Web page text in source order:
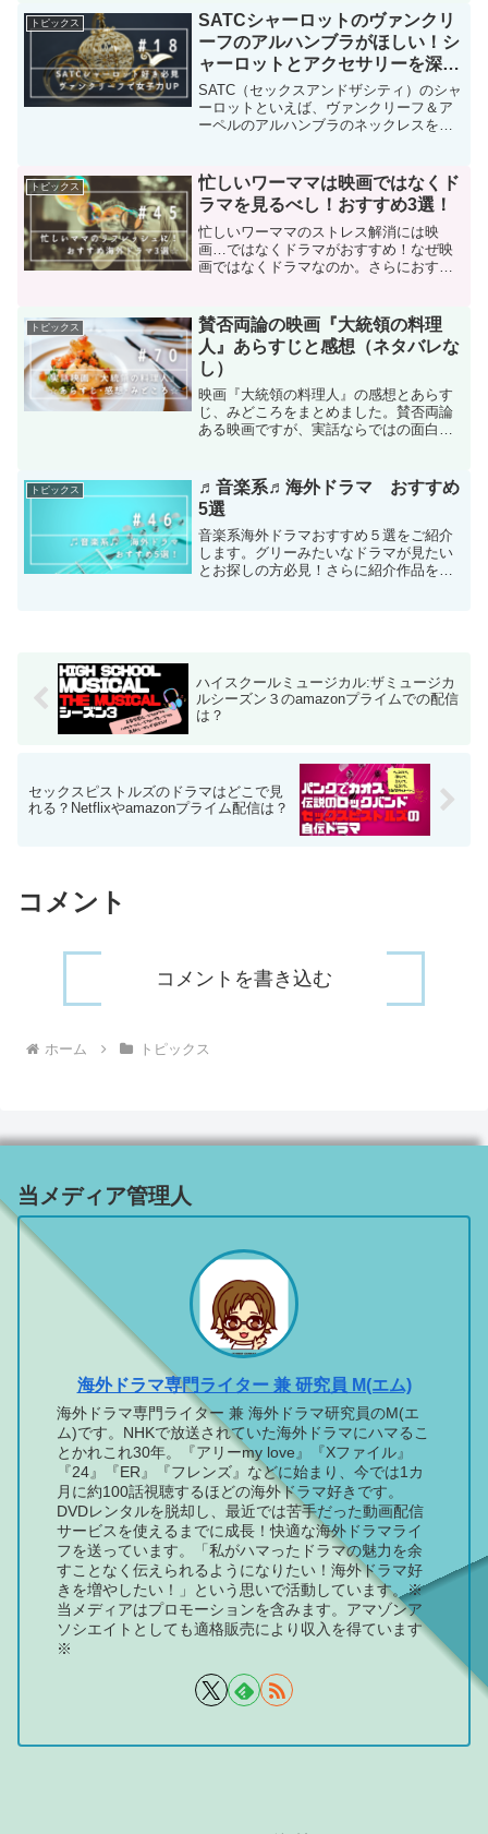
ティ新シーズンでのスタンフォードのお
別れの展開について、さらに彼のプロフ
ィール、出演作品についてまとめます。
トピックス
SATCシャーロットのヴァンクリ
ーフのアルハンブラがほしい！シ
ャーロットとアクセサリーを深
堀！
SATC（セックスアンドザシティ）のシャ
ーロットといえば、ヴァンクリーフ＆ア
ーペルのアルハンブラのネックレスを女
ヴァンクリーフ＆アーペルのアルハンブ
ラについてまとめました。ぜひあなたの
欲しいアルハンブラを見つけてくださ
い。
トピックス
忙しいワーママは映画ではなくド
ラマを見るべし！おすすめ3選！
忙しいワーママのストレス解消には映
画…ではなくドラマがおすすめ！なぜ映
画ではなくドラマなのか。さらにおすす
トピックス
賛否両論の映画『大統領の料理
人』あらすじと感想（ネタバレな
し）
映画『大統領の料理人』の感想とあらす
じ、みどころをまとめました。賛否両論
ある映画ですが、実話ならではの面白さ
トピックス
♬音楽系♬海外ドラマ おすすめ
5選
音楽系海外ドラマおすすめ５選をご紹介
します。グリーみたいなドラマが見たい
とお探しの方必見！さらに紹介作品をお
ハイスクールミュージカル:ザミュージカ
ルシーズン３のamazonプライムでの配信
は？
セックスピストルズのドラマはどこで見
れる？Netflixやamazonプライム配信は？
コメント
コメントを書き込む
ホーム トピックス
当メディア管理人
海外ドラマ専門ライター 兼 研究員 M(エム)
海外ドラマ専門ライター 兼 海外ドラマ研究員のM(エ
ム)です。NHKで放送されていた海外ドラマにハマるこ
とかれこれ30年。『アリーmy love』『Xファイル』
『24』『ER』『フレンズ』などに始まり、今では1カ
月に約100話視聴するほどの海外ドラマ好きです。
DVDレンタルを脱却し、最近では苦手だった動画配信
サービスを使えるまでに成長！快適な海外ドラマライ
フを送っています。「私がハマったドラマの魅力を余
すことなく伝えられるようになりたい！海外ドラマ好
きを増やしたい！」という思いで活動しています。※
当メディアはプロモーションを含みます。アマゾンア
ソシエイトとしても適格販売により収入を得ています
※